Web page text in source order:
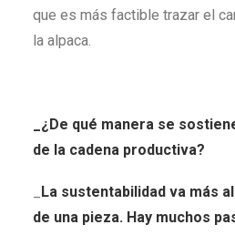
que es más factible trazar el
la alpaca.
_¿De qué manera se
de la cadena productiva?
La sustentabilidad va más
de una pieza. Hay muchos